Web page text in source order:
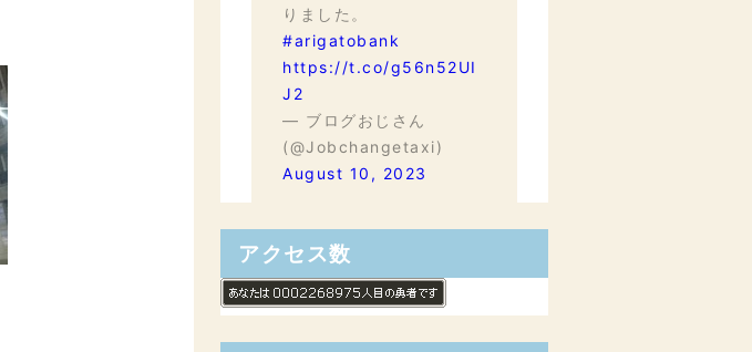
りました。
#arigatobank
https://t.co/g56n52UI
J2
— ブログおじさん
(@Jobchangetaxi)
August 10, 2023
アクセス数